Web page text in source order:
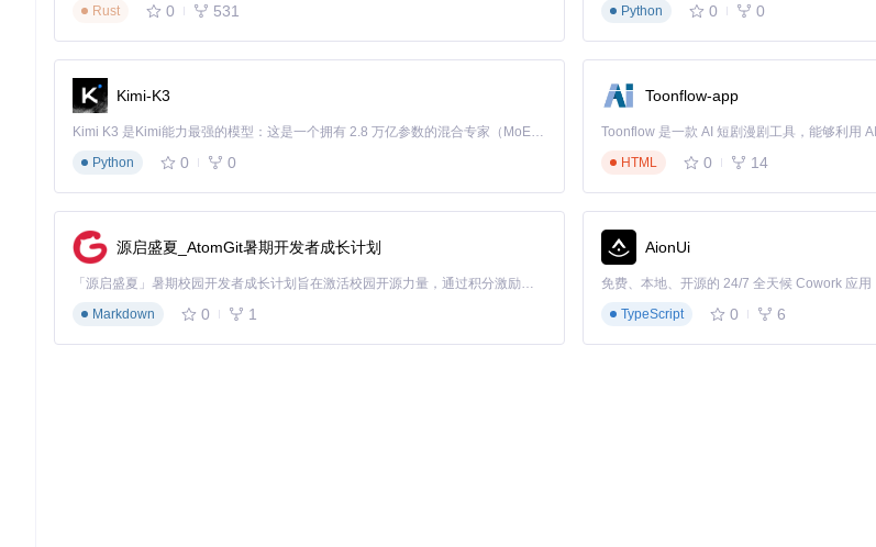
Rust
0 531
Python
0 0
Kimi-K3
Kimi K3 是Kimi能力最强的模型：这是一个拥有 2.8 万亿参数的混合专家（MoE）模型，具备原生视觉理解能力，并支持 100 万 token 的上下文窗口。
Python
0 0
Toonflow-app
HTML
0 14
源启盛夏_AtomGit暑期开发者成长计划
「源启盛夏」暑期校园开发者成长计划旨在激活校园开源力量，通过积分激励、认证扶持、资源倾斜等形式，引导高校组织和开发者完成「入驻 — 建项目 — 做贡献 — 获认证 — 得资源」的完整闭环。无论你是想带领社团入驻平台的组织者，还是希望用代码贡献证明自己的开发者，都能在这里找到属于你的成长路径。
Markdown
0 1
AionUi
TypeScript
0 6